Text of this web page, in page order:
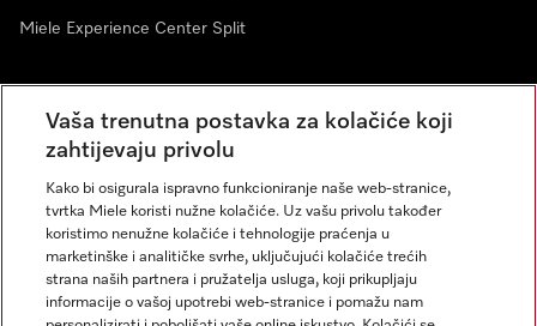
Miele Experience Center Split
Newsletter
Vaša trenutna postavka za kolačiće koji
zahtijevaju privolu
Kako bi osigurala ispravno funkcioniranje naše web-stranice,
tvrtka Miele koristi nužne kolačiće. Uz vašu privolu također
koristimo nenužne kolačiće i tehnologije praćenja u
marketinške i analitičke svrhe, uključujući kolačiće trećih
strana naših partnera i pružatelja usluga, koji prikupljaju
informacije o vašoj upotrebi web-stranice i pomažu nam